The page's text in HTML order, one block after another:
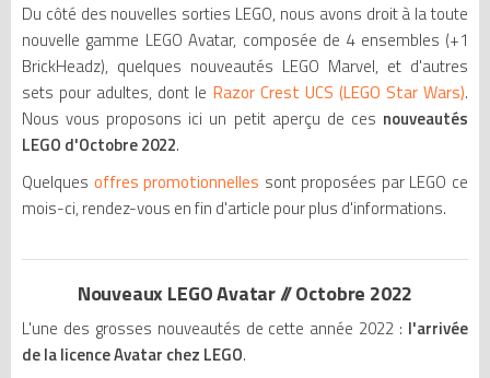
Du côté des nouvelles sorties LEGO, nous avons droit à la toute
nouvelle gamme LEGO Avatar, composée de 4 ensembles (+1
BrickHeadz), quelques nouveautés LEGO Marvel, et d'autres
sets pour adultes, dont le Razor Crest UCS (LEGO Star Wars).
Nous vous proposons ici un petit aperçu de ces nouveautés
LEGO d'Octobre 2022.
Quelques offres promotionnelles sont proposées par LEGO ce
mois-ci, rendez-vous en fin d'article pour plus d'informations.
Nouveaux LEGO Avatar // Octobre 2022
L'une des grosses nouveautés de cette année 2022 : l'arrivée
de la licence Avatar chez LEGO.